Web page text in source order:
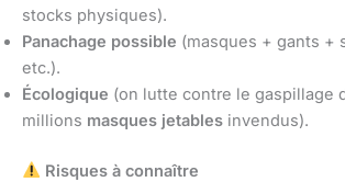
stocks physiques).
Panachage possible (masques + gants +
etc.).
Écologique (on lutte contre le gaspillage
millions masques jetables invendus).
Risques à connaître